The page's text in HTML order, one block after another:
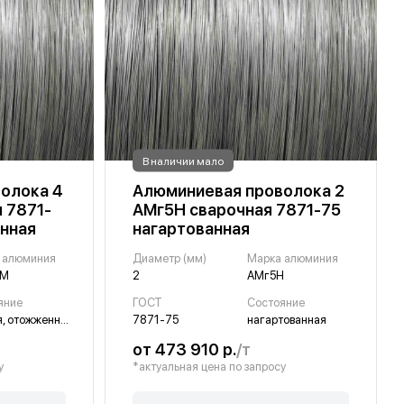
4
7871-
мягкая, отожженная
В наличии мало
Алюминиевая проволока 2
АМг5Н сварочная 7871-75
нагартованная
Диаметр (мм)
2
Марка алюминия
АМг5Н
ГОСТ
7871-75
Состояние
нагартованная
от 473 910 р./т
*актуальная цена по запросу